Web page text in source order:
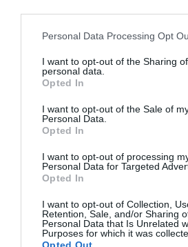
Please note that this website/app
not limited to your visit or usage
grant or deny consent to Google and
use your data for below specified
consent section.
Personal Data Processing Opt
I want to opt-out of the Sharing
personal data.
Opted In
I want to opt-out of the Sale of
Personal Data.
Opted In
I want to opt-out of processing
Personal Data for Targeted
Opted In
I want to opt-out of Collection,
Retention, Sale, and/or Sharing
Personal Data that Is Unrelated
Purposes for which it was
Ne maradjon le a legfrissebb
bennünket az EGRI ÜGYEK
VISSZA A FŐOLDALRA
Legfrissebb híreink